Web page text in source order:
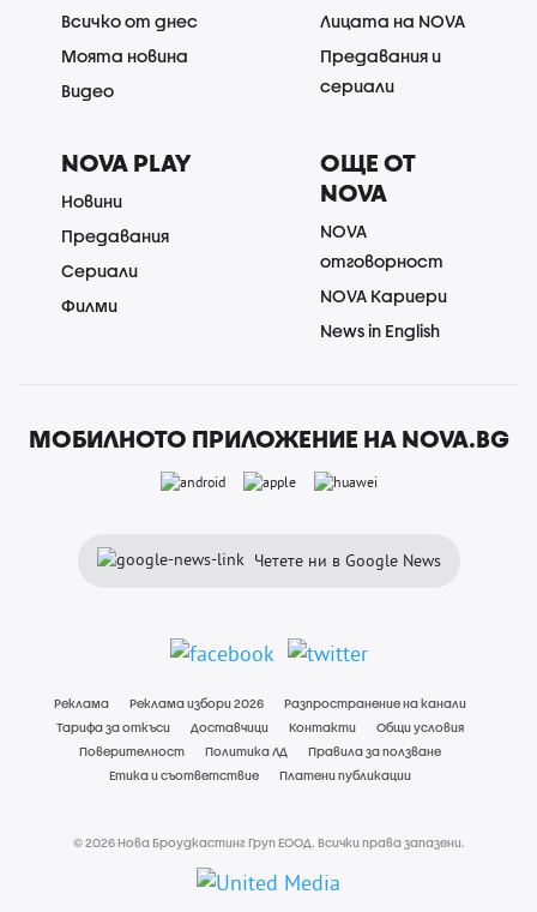
Всичко от днес
Моята новина
Видео
Лицата на NOVA
Предавания и
сериали
NOVA PLAY
Новини
Предавания
Сериали
Филми
ОЩЕ ОТ
NOVA
NOVA
отговорност
NOVA Кариери
News in English
МОБИЛНОТО ПРИЛОЖЕНИЕ НА NOVA.BG
Четете ни в Google News
Реклама Реклама избори 2026
Разпространение на канали
Тарифа за откъси
Доставчици Контакти
Общи условия
Поверителност
Политика ЛД
Правила за ползване
Етика и съответствие
Платени публикации
© 2026 Нова Броудкастинг Груп ЕООД. Всички права запазени.